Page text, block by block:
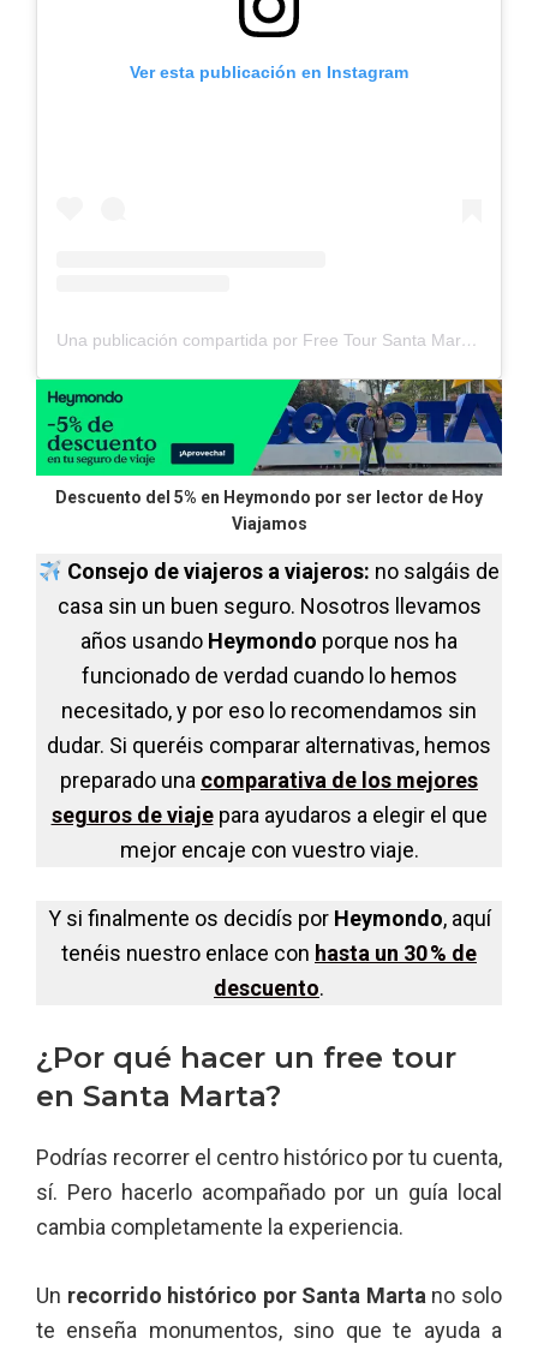
Ver esta publicación en Instagram
Una publicación compartida por Free Tour Santa Marta (@freetoursantamarta)
Descuento del 5% en Heymondo por ser lector de Hoy
Viajamos
Consejo de viajeros a viajeros: no salgáis de
casa sin un buen seguro. Nosotros llevamos
años usando Heymondo porque nos ha
funcionado de verdad cuando lo hemos
necesitado, y por eso lo recomendamos sin
dudar. Si queréis comparar alternativas, hemos
preparado una comparativa de los mejores
seguros de viajepara ayudaros a elegir el que
mejor encaje con vuestro viaje.
Y si finalmente os decidís por Heymondo, aquí
tenéis nuestro enlace con hasta un 30 % de
descuento.
¿Por qué hacer un free tour
en Santa Marta?
Podrías recorrer el centro histórico por tu cuenta,
sí. Pero hacerlo acompañado por un guía local
cambia completamente la experiencia.
Un recorrido histórico por Santa Marta no solo
te enseña monumentos, sino que te ayuda a